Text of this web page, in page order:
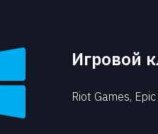
Игровой
Riot Games,